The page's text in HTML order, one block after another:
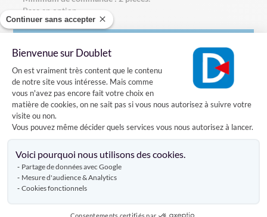
Continuer sans accepter
Bienvenue sur Doublet
Plateforme de Gestion du
On est vraiment très content que le contenu
de notre site vous intéresse. Mais comme
vous n'avez pas encore fait votre choix en
matière de cookies, on ne sait pas si vous nous autorisez à suivre votre
visite ou non.
Vous pouvez même décider quels services vous nous autorisez à lancer.
Voici pourquoi nous utilisons des cookies.
Partage de données avec Google
Mesure d'audience & Analytics
Cookies fonctionnels
Base en option.
Caractéristiques
Livraison
Produits similaires